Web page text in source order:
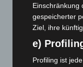
Hannover: Polizei
Großkontrolle
2. August 2026
Hannover Klassik
Maschpark
Einschränkung
gespeicherter
Ziel, ihre
e)
Profiling ist